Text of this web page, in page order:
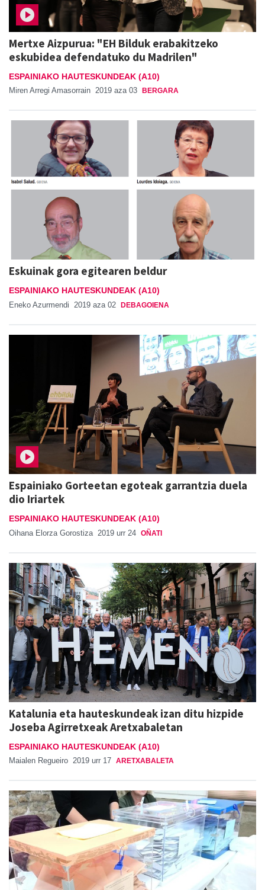
Mertxe Aizpurua: "EH Bilduk erabakitzeko
eskubidea defendatuko du Madrilen"
ESPAINIAKO HAUTESKUNDEAK (A10)
Miren Arregi Amasorrain 2019 aza 03 BERGARA
Eskuinak gora egitearen beldur
ESPAINIAKO HAUTESKUNDEAK (A10)
Eneko Azurmendi 2019 aza 02 DEBAGOIENA
Espainiako Gorteetan egoteak garrantzia duela
dio Iriartek
ESPAINIAKO HAUTESKUNDEAK (A10)
Oihana Elorza Gorostiza 2019 urr 24 OÑATI
Katalunia eta hauteskundeak izan ditu hizpide
Joseba Agirretxeak Aretxabaletan
ESPAINIAKO HAUTESKUNDEAK (A10)
Maialen Regueiro 2019 urr 17 ARETXABALETA